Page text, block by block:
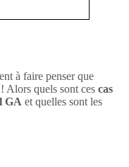
à faire penser que
! Alors quels sont ces cas
GA et quelles sont les